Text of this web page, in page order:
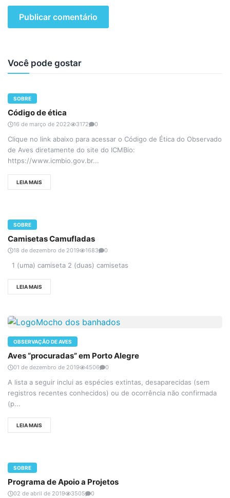
Você pode gostar
SOBRE
Código de ética
16 de março de 2022 3172 0
Clique no link abaixo para acessar o Código de Ética do Observado
de Aves diretamente do site do ICMBio:
https://www.icmbio.gov.br...
LEIA MAIS
SOBRE
Camisetas Camufladas
18 de dezembro de 2019 1683 0
1 (uma) camiseta 2 (duas) camisetas
LEIA MAIS
OBSERVAÇÃO DE AVES
Aves “procuradas” em Porto Alegre
01 de dezembro de 2019 4506 0
A lista a seguir inclui as espécies extintas, desaparecidas (sem
registros recentes conhecidos) ou de ocorrência não confirmada
(p...
LEIA MAIS
SOBRE
Programa de Apoio a Projetos
02 de abril de 2019 3505 0